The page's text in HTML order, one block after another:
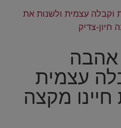
עצמית ולשנות את
חיון-צדיק
אהבה
עצמית
מקצה